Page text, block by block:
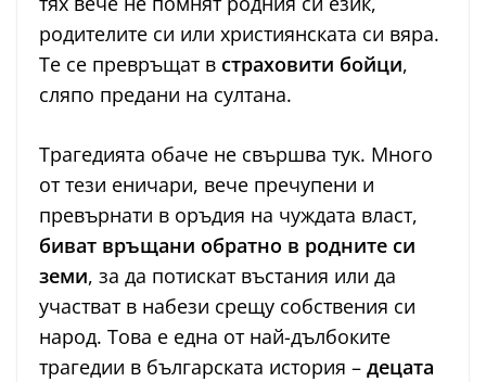
родителите си или християнската си вяра.
Те се превръщат в страховити бойци,
сляпо предани на султана.
Трагедията обаче не свършва тук. Много
от тези еничари, вече пречупени и
превърнати в оръдия на чуждата власт,
биват връщани обратно в родните си
земи, за да потискат въстания или да
участват в набези срещу собствения си
народ. Това е една от най-дълбоките
трагедии в българската история – децата